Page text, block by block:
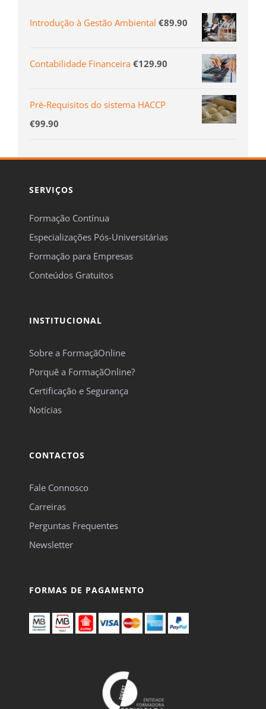
Introdução à Gestão Ambiental €89.90
Contabilidade Financeira €129.90
Pré-Requisitos do sistema HACCP
€99.90
SERVIÇOS
Formação Contínua
Especializações Pós-Universitárias
Formação para Empresas
Conteúdos Gratuitos
INSTITUCIONAL
Sobre a FormaçãOnline
Porquê a FormaçãOnline?
Certificação e Segurança
Notícias
CONTACTOS
Fale Connosco
Carreiras
Perguntas Frequentes
Newsletter
FORMAS DE PAGAMENTO